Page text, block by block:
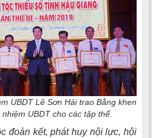
UBDT Lê Sơn Hải trao Bằng khen
UBDT cho các tập thể.
đoàn kết, phát huy nội lực, hội